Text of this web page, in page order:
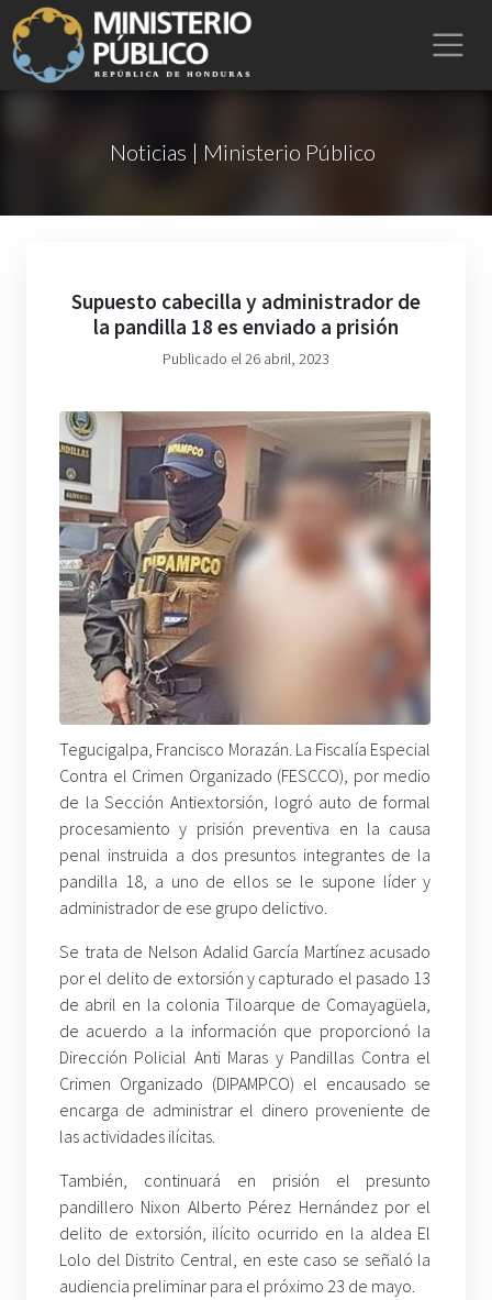
Noticias | Ministerio Público
Supuesto cabecilla y administrador de
la pandilla 18 es enviado a prisión
Publicado el 26 abril, 2023
Tegucigalpa, Francisco Morazán. La Fiscalía Especial
Contra el Crimen Organizado (FESCCO), por medio
de la Sección Antiextorsión, logró auto de formal
procesamiento y prisión preventiva en la causa
penal instruida a dos presuntos integrantes de la
pandilla 18, a uno de ellos se le supone líder y
administrador de ese grupo delictivo.
Se trata de Nelson Adalid García Martínez acusado
por el delito de extorsión y capturado el pasado 13
de abril en la colonia Tiloarque de Comayagüela,
de acuerdo a la información que proporcionó la
Dirección Policial Anti Maras y Pandillas Contra el
Crimen Organizado (DIPAMPCO) el encausado se
encarga de administrar el dinero proveniente de
las actividades ilícitas.
También, continuará en prisión el presunto
pandillero Nixon Alberto Pérez Hernández por el
delito de extorsión, ilícito ocurrido en la aldea El
Lolo del Distrito Central, en este caso se señaló la
audiencia preliminar para el próximo 23 de mayo.